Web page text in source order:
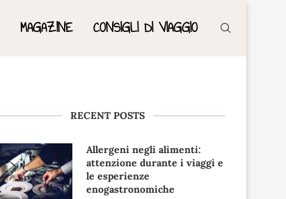
MAGAZINE CONSIGLI DI VIAGGIO
RECENT POSTS
Allergeni negli alimenti:
attenzione durante i viaggi e
le esperienze
enogastronomiche